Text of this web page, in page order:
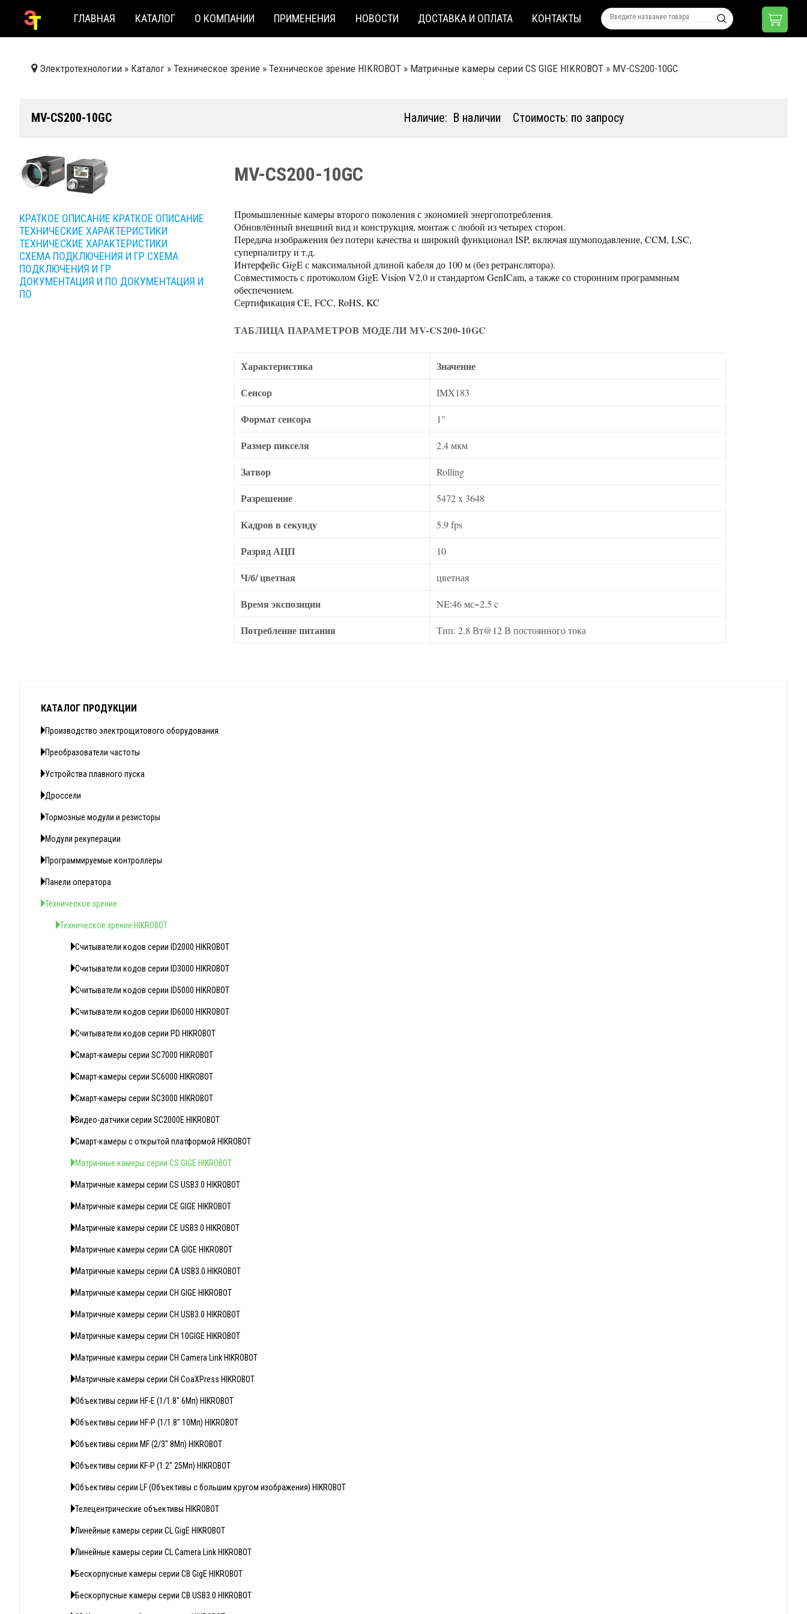
ГЛАВНАЯ КАТАЛОГ О КОМПАНИИ ПРИМЕНЕНИЯ НОВОСТИ ДОСТАВКА И ОПЛАТА КОНТАКТЫ
Электротехнологии » Каталог » Техническое зрение » Техническое зрение HIKROBOT » Матричные камеры серии CS GIGE HIKROBOT » MV-CS200-10GC
MV-CS200-10GC Наличие: В наличии Стоимость: по запросу
КРАТКОЕ ОПИСАНИЕ КРАТКОЕ ОПИСАНИЕ
ТЕХНИЧЕСКИЕ ХАРАКТЕРИСТИКИ
ТЕХНИЧЕСКИЕ ХАРАКТЕРИСТИКИ
СХЕМА ПОДКЛЮЧЕНИЯ И ГР СХЕМА
ПОДКЛЮЧЕНИЯ И ГР
ДОКУМЕНТАЦИЯ И ПО ДОКУМЕНТАЦИЯ И
ПО
MV-CS200-10GC
Промышленные камеры второго поколения с экономией энергопотребления.
Обновлённый внешний вид и конструкция, монтаж с любой из четырех сторон.
Передача изображения без потери качества и широкий функционал ISP, включая шумоподавление, CCM, LSC,
суперпалитру и т.д.
Интерфейс GigE с максимальной длиной кабеля до 100 м (без ретранслятора).
Совместимость с протоколом GigE Vision V2.0 и стандартом GenICam, а также со сторонним программным
обеспечением.
Сертификация CE, FCC, RoHS, KC
ТАБЛИЦА ПАРАМЕТРОВ МОДЕЛИ MV-CS200-10GC
Характеристика
Значение
Сенсор
IMX183
Формат сенсора 1"
Размер пикселя 2.4 мкм
Затвор Rolling
Разрешение 5472 x 3648
Кадров в секунду 5.9 fps
Разряд АЦП 10
Ч/б/ цветная цветная
Время экспозиции NE:46 мс~2.5 c
Потребление питания Тип. 2.8 Вт@12 В постоянного тока
КАТАЛОГ ПРОДУКЦИИ
Производство электрощитового оборудования
Преобразователи частоты
Устройства плавного пуска
Дроссели
Тормозные модули и резисторы
Модули рекуперации
Программируемые контроллеры
Панели оператора
Техническое зрение
Техническое зрение HIKROBOT
Считыватели кодов серии ID2000 HIKROBOT
Считыватели кодов серии ID3000 HIKROBOT
Считыватели кодов серии ID5000 HIKROBOT
Считыватели кодов серии ID6000 HIKROBOT
Считыватели кодов серии PD HIKROBOT
Смарт-камеры серии SC7000 HIKROBOT
Смарт-камеры серии SC6000 HIKROBOT
Смарт-камеры серии SC3000 HIKROBOT
Видео-датчики серии SC2000E HIKROBOT
Смарт-камеры с открытой платформой HIKROBOT
Матричные камеры серии CS GIGE HIKROBOT
Матричные камеры серии CS USB3.0 HIKROBOT
Матричные камеры серии CE GIGE HIKROBOT
Матричные камеры серии CE USB3.0 HIKROBOT
Матричные камеры серии CA GIGE HIKROBOT
Матричные камеры серии CA USB3.0 HIKROBOT
Матричные камеры серии CH GIGE HIKROBOT
Матричные камеры серии CH USB3.0 HIKROBOT
Матричные камеры серии CH 10GIGE HIKROBOT
Матричные камеры серии CH Camera Link HIKROBOT
Матричные камеры серии CH CoaXPress HIKROBOT
Объективы серии HF-E (1/1.8" 6Мп) HIKROBOT
Объективы серии HF-P (1/1.8" 10Мп) HIKROBOT
Объективы серии MF (2/3" 8Мп) HIKROBOT
Объективы серии KF-P (1.2" 25Мп) HIKROBOT
Объективы серии LF (Объективы с большим кругом изображения) HIKROBOT
Телецентрические объективы HIKROBOT
Линейные камеры серии CL GigE HIKROBOT
Линейные камеры серии CL Camera Link HIKROBOT
Бескорпусные камеры серии CB GigE HIKROBOT
Бескорпусные камеры серии CB USB3.0 HIKROBOT